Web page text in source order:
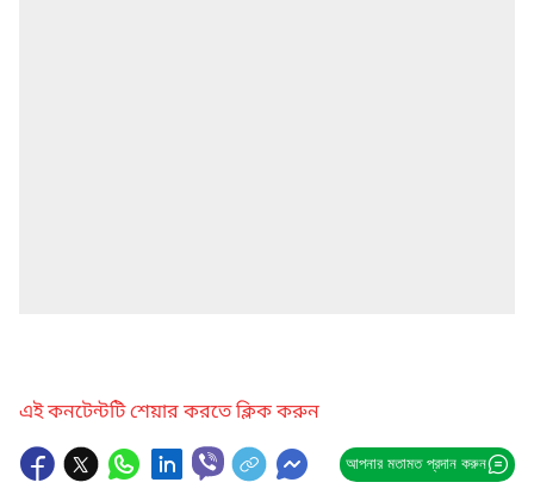
এই কনটেন্টটি শেয়ার করতে ক্লিক করুন
আপনার মতামত প্রদান করুন